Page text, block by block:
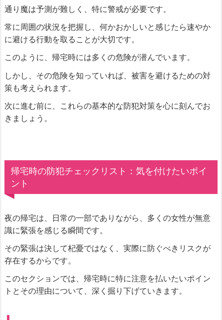
通り魔は予測が難しく、特に警戒が必要です。
常に周囲の状況を把握し、何かおかしいと感じたら速やか
に避ける行動を取ることが大切です。
このように、帰宅時には多くの危険が潜んでいます。
しかし、その危険を知っていれば、被害を避けるための対
策も考えられます。
次に進む前に、これらの基本的な防犯対策を心に刻んでお
きましょう。
帰宅時の防犯チェックリスト：気を付けたいポイ
ント
夜の帰宅は、日常の一部でありながら、多くの女性が無意
識に緊張を感じる瞬間です。
その緊張は決して杞憂ではなく、実際に防ぐべきリスクが
存在するからです。
このセクションでは、帰宅時に特に注意を払いたいポイン
トとその理由について、深く掘り下げていきます。